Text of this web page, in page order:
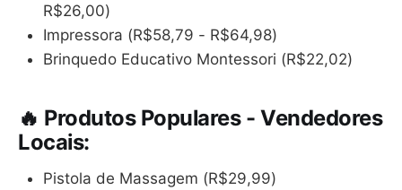
R$26,00)
Impressora (R$58,79 - R$64,98)
Brinquedo Educativo Montessori (R$22,02)
🔥 Produtos Populares - Vendedores
Locais:
Pistola de Massagem (R$29,99)